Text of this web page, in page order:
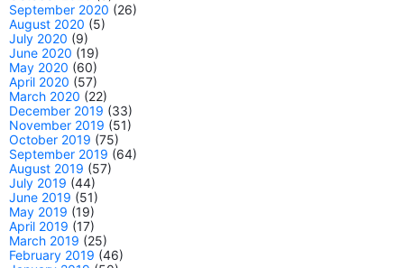
September 2020 (26)
August 2020 (5)
July 2020 (9)
June 2020 (19)
May 2020 (60)
April 2020 (57)
March 2020 (22)
December 2019 (33)
November 2019 (51)
October 2019 (75)
September 2019 (64)
August 2019 (57)
July 2019 (44)
June 2019 (51)
May 2019 (19)
April 2019 (17)
March 2019 (25)
February 2019 (46)